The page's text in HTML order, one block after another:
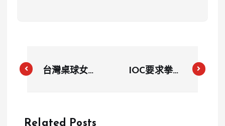
台灣桌球女團
力克對手
IOC要求拳擊
Related Posts